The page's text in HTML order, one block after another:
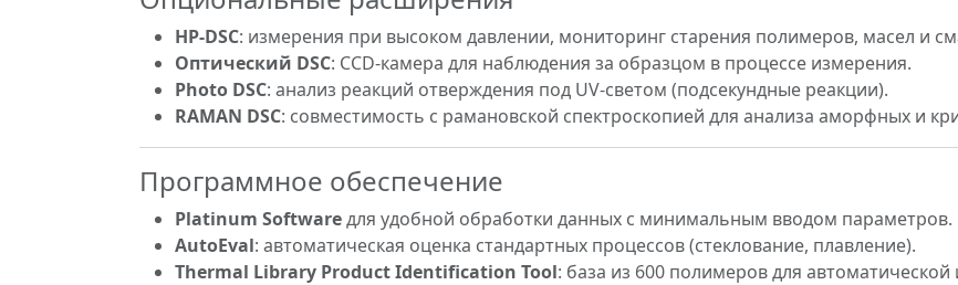
HP-DSC: измерения при высоком давлении, мониторинг старения полимеров, масел и
Оптический DSC: CCD-камера для наблюдения за образцом в процессе измерения.
Photo DSC: анализ реакций отверждения под UV-светом (подсекундные реакции).
RAMAN DSC: совместимость с рамановской спектроскопией для анализа аморфных и
Программное обеспечение
Platinum Softwareдля удобной обработки данных с минимальным вводом параметров.
AutoEval: автоматическая оценка стандартных процессов (стеклование, плавление).
Thermal Library Product Identification Tool: база из 600 полимеров для